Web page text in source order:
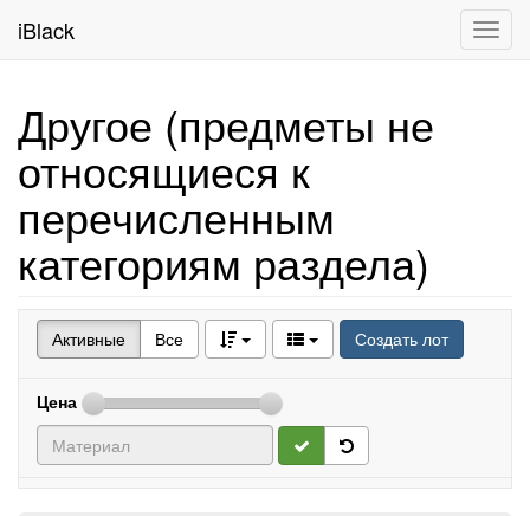
iBlack
Другое (предметы не
относящиеся к
перечисленным
категориям раздела)
Активные Все Создать лот
Цена